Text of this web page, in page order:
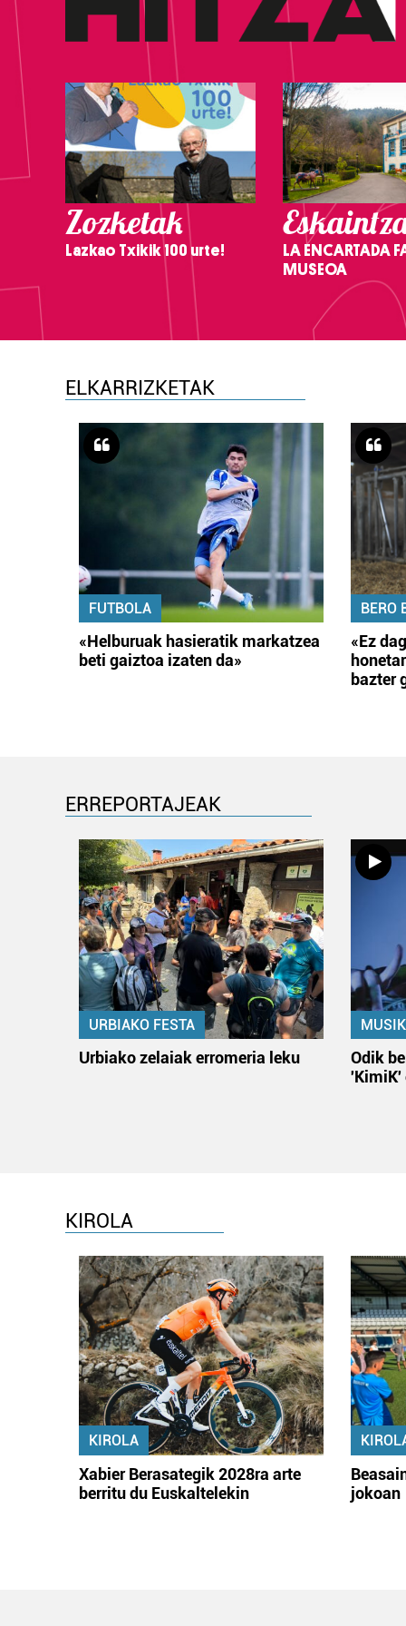
Zozketak
Lazkao Txikik 100 urte!
LA ENCARTADA
MUSEOA
ELKARRIZKETAK
FUTBOLA
«Helburuak hasieratik markatzea
beti gaiztoa izaten da»
BERO
«Ez
bazter
ERREPORTAJEAK
URBIAKO FESTA
Urbiako zelaiak erromeria leku
Odik
'KimiK'
KIROLA
KIROLA
Xabier Berasategik 2028ra arte
berritu du Euskaltelekin
jokoan